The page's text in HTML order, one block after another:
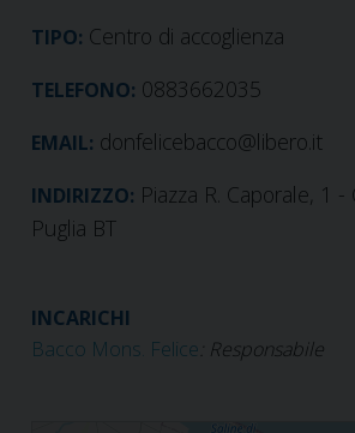
TIPO: Centro di accoglienza
TELEFONO: 0883662035
EMAIL: donfelicebacco@libero.it
INDIRIZZO: Piazza R. Caporale, 1 -
Puglia BT
INCARICHI
Bacco Mons. Felice : Responsabile